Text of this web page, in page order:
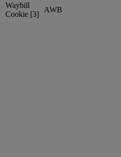
Waybill
Cookie [3]
AWB